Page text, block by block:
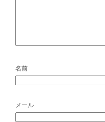
名前
メール